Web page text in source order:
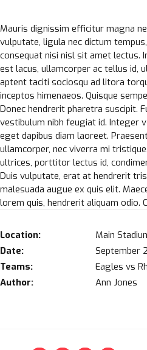
Location:
Main
Date:
September
Teams:
Eagles vs
Author:
Ann Jones
Mauris dignissim efficitur magna
vulputate, ligula nec dictum
consequat nisi nisl sit amet lectus.
est lacus, ullamcorper ac tellus id,
aptent taciti sociosqu ad litora
inceptos himenaeos. Quisque
Donec hendrerit pharetra suscipit.
vestibulum nibh feugiat id. Integer
eget dapibus diam laoreet.
ullamcorper, nec viverra mi
ultrices, porttitor lectus id,
Duis vulputate, erat at hendrerit
malesuada augue ex quis elit.
lorem quis, hendrerit aliquam odio.